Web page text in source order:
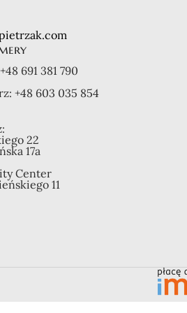
+48 691 381 790
+48 603 035 854
22
17a
Center
11